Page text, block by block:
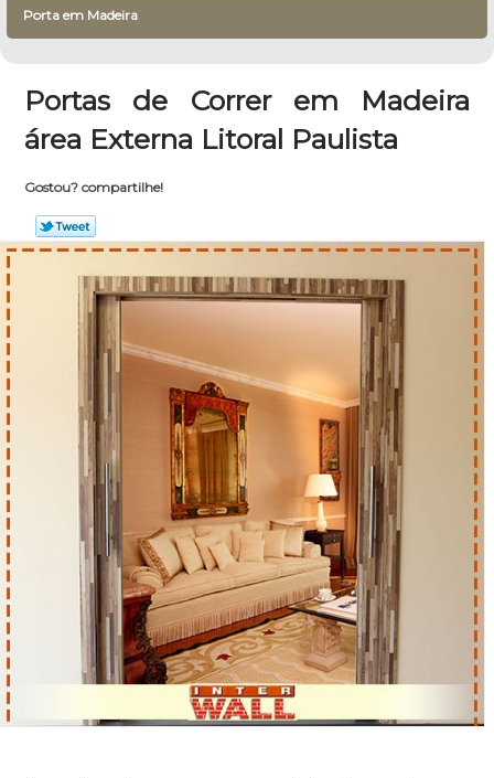
Porta em Madeira
Portas de Correr em Madeira
área Externa Litoral Paulista
Gostou? compartilhe!